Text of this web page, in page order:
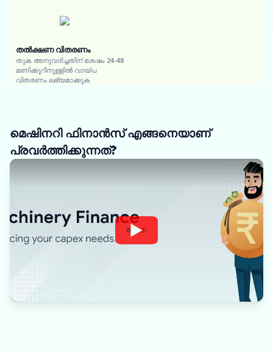
തൽക്ഷണ വിതരണം
തുക അനുവദിച്ചതിന് ശേഷം 24-48
മണിക്കൂറിനുള്ളിൽ വായ്പ
വിതരണം ലഭ്യമാക്കുക
മെഷിനറി ഫിനാൻസ് എങ്ങനെയാണ്
പ്രവർത്തിക്കുന്നത്?
Watch